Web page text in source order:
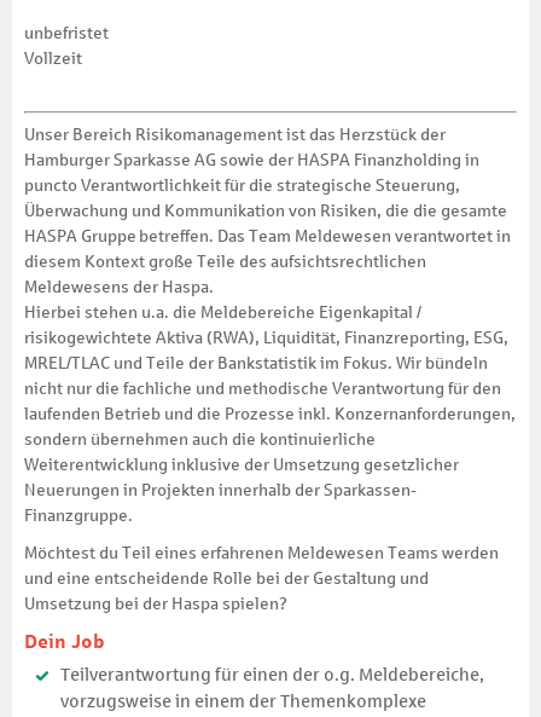
unbefristet
Vollzeit
Unser Bereich Risikomanagement ist das Herzstück der
Hamburger Sparkasse AG sowie der HASPA Finanzholding in
puncto Verantwortlichkeit für die strategische Steuerung,
Überwachung und Kommunikation von Risiken, die die gesamte
HASPA Gruppe betreffen. Das Team Meldewesen verantwortet in
diesem Kontext große Teile des aufsichtsrechtlichen
Meldewesens der Haspa.
Hierbei stehen u.a. die Meldebereiche Eigenkapital /
risikogewichtete Aktiva (RWA), Liquidität, Finanzreporting, ESG,
MREL/TLAC und Teile der Bankstatistik im Fokus. Wir bündeln
nicht nur die fachliche und methodische Verantwortung für den
laufenden Betrieb und die Prozesse inkl. Konzernanforderungen,
sondern übernehmen auch die kontinuierliche
Weiterentwicklung inklusive der Umsetzung gesetzlicher
Neuerungen in Projekten innerhalb der Sparkassen-
Finanzgruppe.
Möchtest du Teil eines erfahrenen Meldewesen Teams werden
und eine entscheidende Rolle bei der Gestaltung und
Umsetzung bei der Haspa spielen?
Dein Job
Teilverantwortung für einen der o.g. Meldebereiche,
vorzugsweise in einem der Themenkomplexe